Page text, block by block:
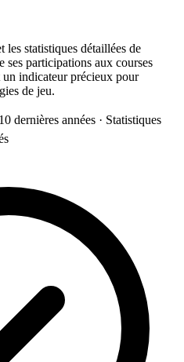
statistiques détaillées de
ses participations aux courses
un indicateur précieux pour
de jeu.
dernières années · Statistiques